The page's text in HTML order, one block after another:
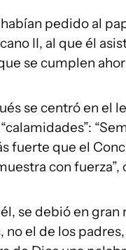
pedido al
II, al que él
se cumplen
se centró en el
fuerte que el
con fuerza”,
se debió en gran
el de los padres,